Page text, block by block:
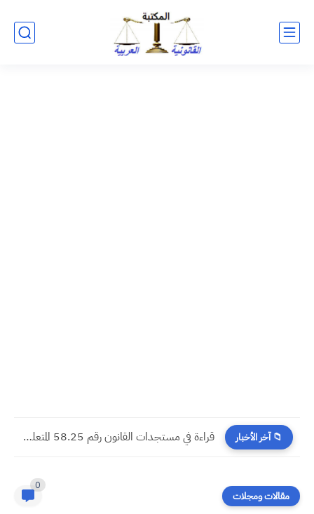
📁 آخر الأخبار مسجدات جرائم الشيك في قانون المسطرة المدنية الجديد
مقالات ومجلات
0